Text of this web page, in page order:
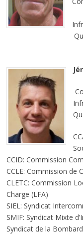
CCID: Commission
CCLE: Commission de
CLETC: Commission
Charge (LFA)
SIEL: Syndicat
SMIF: Syndicat Mixte
Syndicat de la